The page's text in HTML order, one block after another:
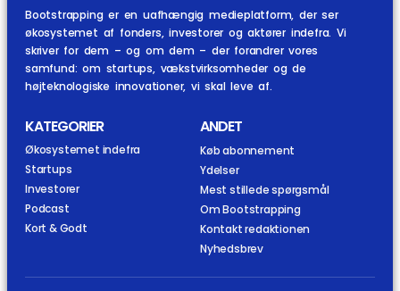
Bootstrapping er en uafhængig medieplatform, der ser
økosystemet af fonders, investorer og aktører indefra. Vi
skriver for dem – og om dem – der forandrer vores
samfund: om startups, vækstvirksomheder og de
højteknologiske innovationer, vi skal leve af.
KATEGORIER
Økosystemet indefra
Startups
Investorer
Podcast
Kort & Godt
ANDET
Køb abonnement
Ydelser
Mest stillede spørgsmål
Om Bootstrapping
Kontakt redaktionen
Nyhedsbrev